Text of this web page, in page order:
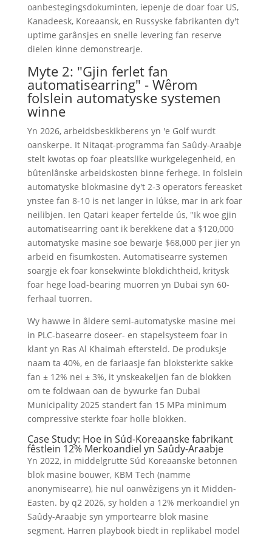
oanbestegingsdokuminten, iepenje de doar foar US,
Kanadeesk, Koreaansk, en Russyske fabrikanten dy't
uptime garânsjes en snelle levering fan reserve
dielen kinne demonstrearje.
Myte 2: "Gjin ferlet fan
automatisearring" - Wêrom
folslein automatyske systemen
winne
Yn 2026, arbeidsbeskikberens yn 'e Golf wurdt
oanskerpe. It Nitaqat-programma fan Saûdy-Araabje
stelt kwotas op foar pleatslike wurkgelegenheid, en
bûtenlânske arbeidskosten binne ferhege. In folslein
automatyske blokmasine dy't 2-3 operators fereasket
ynstee fan 8-10 is net langer in lúkse, mar in ark foar
neilibjen. Ien Qatari keaper fertelde ús, "Ik woe gjin
automatisearring oant ik berekkene dat a $120,000
automatyske masine soe bewarje $68,000 per jier yn
arbeid en fisumkosten. Automatisearre systemen
soargje ek foar konsekwinte blokdichtheid, kritysk
foar hege load-bearing muorren yn Dubai syn 60-
ferhaal tuorren.
Wy hawwe in âldere semi-automatyske masine mei
in PLC-basearre doseer- en stapelsysteem foar in
klant yn Ras Al Khaimah eftersteld. De produksje
naam ta 40%, en de fariaasje fan bloksterkte sakke
fan ± 12% nei ± 3%, it ynskeakeljen fan de blokken
om te foldwaan oan de bywurke fan Dubai
Municipality 2025 standert fan 15 MPa minimum
compressive sterkte foar holle blokken.
Case Study: Hoe in Súd-Koreaanske fabrikant
fêstlein 12% Merkoandiel yn Saûdy-Araabje
Yn 2022, in middelgrutte Súd Koreaanske betonnen
blok masine bouwer, KBM Tech (namme
anonymisearre), hie nul oanwêzigens yn it Midden-
Easten. by q2 2026, sy holden a 12% merkoandiel yn
Saûdy-Araabje syn ymportearre blok masine
segment. Harren playbook biedt in replikabel model